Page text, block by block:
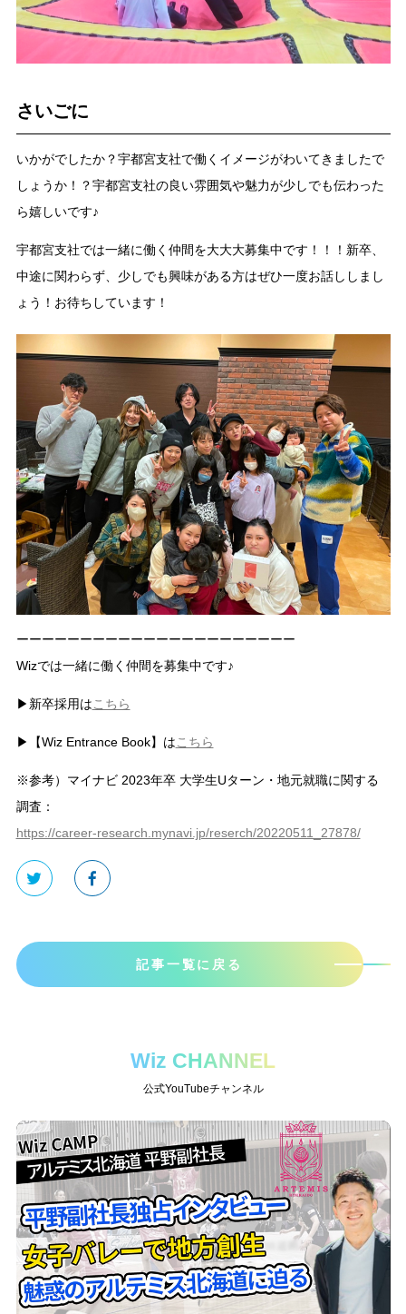
さいごに
いかがでしたか？宇都宮支社で働くイメージがわいてきましたで
しょうか！？宇都宮支社の良い雰囲気や魅力が少しでも伝わった
ら嬉しいです♪
宇都宮支社では一緒に働く仲間を大大大募集中です！！！新卒、
中途に関わらず、少しでも興味がある方はぜひ一度お話ししまし
ょう！お待ちしています！
ーーーーーーーーーーーーーーーーーーーーーー
Wizでは一緒に働く仲間を募集中です♪
▶新卒採用はこちら
▶【Wiz Entrance Book】はこちら
※参考）マイナビ 2023年卒 大学生Uターン・地元就職に関する
調査：
https://career-research.mynavi.jp/reserch/20220511_27878/
記事一覧に戻る
Wiz CHANNEL
公式YouTubeチャンネル